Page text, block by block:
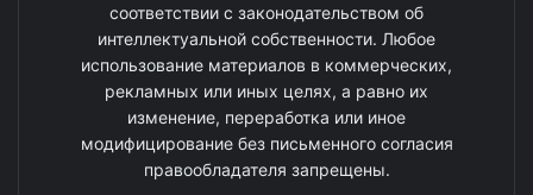
соответствии с законодательством об
интеллектуальной собственности. Любое
использование материалов в коммерческих,
рекламных или иных целях, а равно их
изменение, переработка или иное
модифицирование без письменного согласия
правообладателя запрещены.